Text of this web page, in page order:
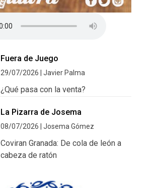
Fuera de Juego
29/07/2026 | Javier Palma
¿Qué pasa con la venta?
La Pizarra de Josema
08/07/2026 | Josema Gómez
Coviran Granada: De cola de león a
cabeza de ratón